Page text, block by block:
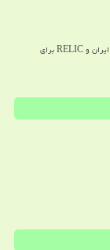
گوگل شیوه نام گذاری گروههای تهدید سایبری را تغییر داد ION برای ایران و RELIC برای